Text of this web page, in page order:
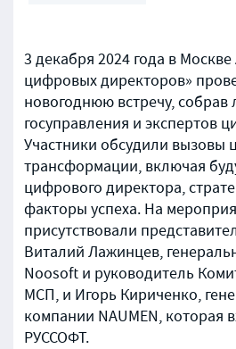
3 декабря 2024 года в
цифровых директоров»
новогоднюю встречу, собрав
госуправления и экспертов
Участники обсудили вызовы
трансформации, включая
цифрового директора,
факторы успеха. На
присутствовали
Виталий Лажинцев,
Noosoft и руководитель
МСП, и Игорь Кириченко,
компании NAUMEN, которая
РУССОФТ.